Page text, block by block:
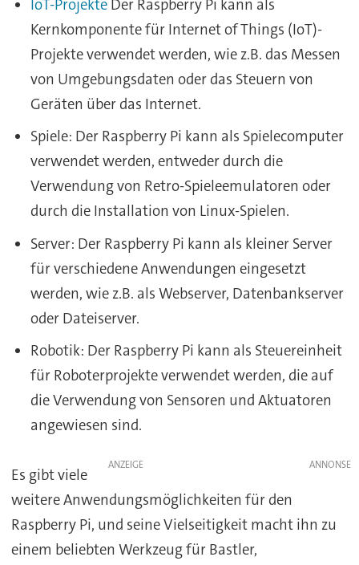
IoT-ProjekteDer Raspberry Pi kann als
Kernkomponente für Internet of Things (IoT)-
Projekte verwendet werden, wie z.B. das Messen
von Umgebungsdaten oder das Steuern von
Geräten über das Internet.
Spiele: Der Raspberry Pi kann als Spielecomputer
verwendet werden, entweder durch die
Verwendung von Retro-Spieleemulatoren oder
durch die Installation von Linux-Spielen.
Server: Der Raspberry Pi kann als kleiner Server
für verschiedene Anwendungen eingesetzt
werden, wie z.B. als Webserver, Datenbankserver
oder Dateiserver.
Robotik: Der Raspberry Pi kann als Steuereinheit
für Roboterprojekte verwendet werden, die auf
die Verwendung von Sensoren und Aktuatoren
angewiesen sind.
ANZEIGE
Es gibt viele
weitere Anwendungsmöglichkeiten für den
Raspberry Pi, und seine Vielseitigkeit macht ihn zu
einem beliebten Werkzeug für Bastler,